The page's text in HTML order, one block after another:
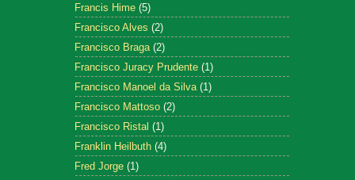
Francis Hime (5)
Francisco Alves (2)
Francisco Braga (2)
Francisco Juracy Prudente (1)
Francisco Manoel da Silva (1)
Francisco Mattoso (2)
Francisco Ristal (1)
Franklin Heilbuth (4)
Fred Jorge (1)